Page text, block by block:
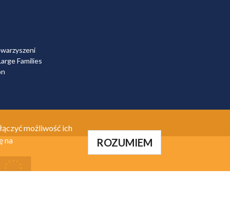
Families
możliwość ich
na
ROZUMIEM